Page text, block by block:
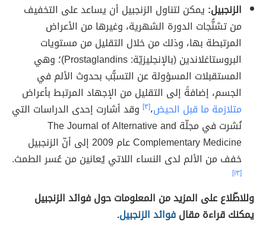
الزنجبيل: يمكن لتناول الزنجبيل أن يساعد على التخفيف
من تشنُّجات الدورة الشهرية، وغيرها من الأعراض
المرتبطة بها، وذلك من خلال التقليل من مستويات
البروستاغلاندين (بالإنجليزيّة: Prostaglandins)؛ وهي
المستقبلات المسؤولة عن التسبُّب بحدوث الألم في
الجسم، إضافةً إلى التقليل من الإجهاد المرتبط بأعراض
متلازمة ما قبل الحيض،[٣] وقد أشارت إحدى الدراسات التي
نُشرت في مجلّة The Journal of Alternative and
Complementary Medicine عام 2009 إلى أنّ الزنجبيل
خفف من الألم لدى النساء اللاتي يُعانين من عُسر الطمث.
[١٣]
وللاطّلاع على المزيد من المعلومات حول فوائد الزنجبيل
يمكنك قراءة مقالفوائد الزنجبيل.